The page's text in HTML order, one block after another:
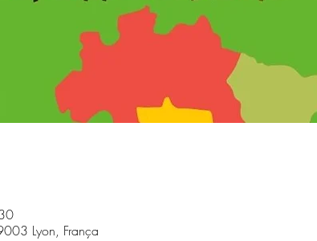
Lyon, França